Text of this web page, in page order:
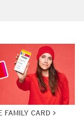
FAMILY CARD